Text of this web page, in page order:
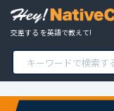
交差する を英語で教えて!